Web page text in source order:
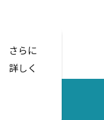
さらに
詳しく